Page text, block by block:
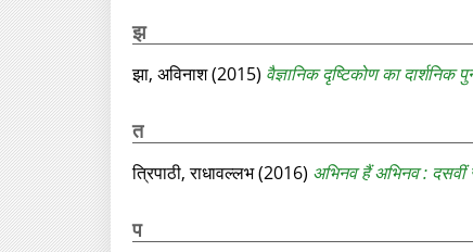
झ
झा, अविनाश(2015) वैज्ञानिक दृष्टिकोण का दार्शनिक
त
त्रिपाठी, राधावल्लभ(2016) अभिनव हैं अभिनव : दसवीं
प